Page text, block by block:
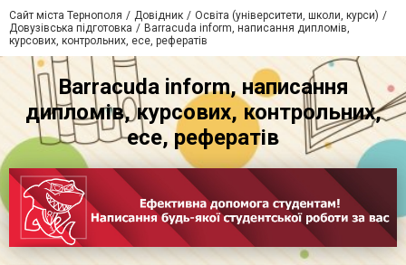
Сайт міста Тернополя Довідник
Освіта (університети, школи, курси)
Довузівська підготовка
Barracuda inform, написання дипломів,
курсових, контрольних, есе, рефератів
Barracuda inform, написання
дипломів, курсових, контрольних,
есе, рефератів